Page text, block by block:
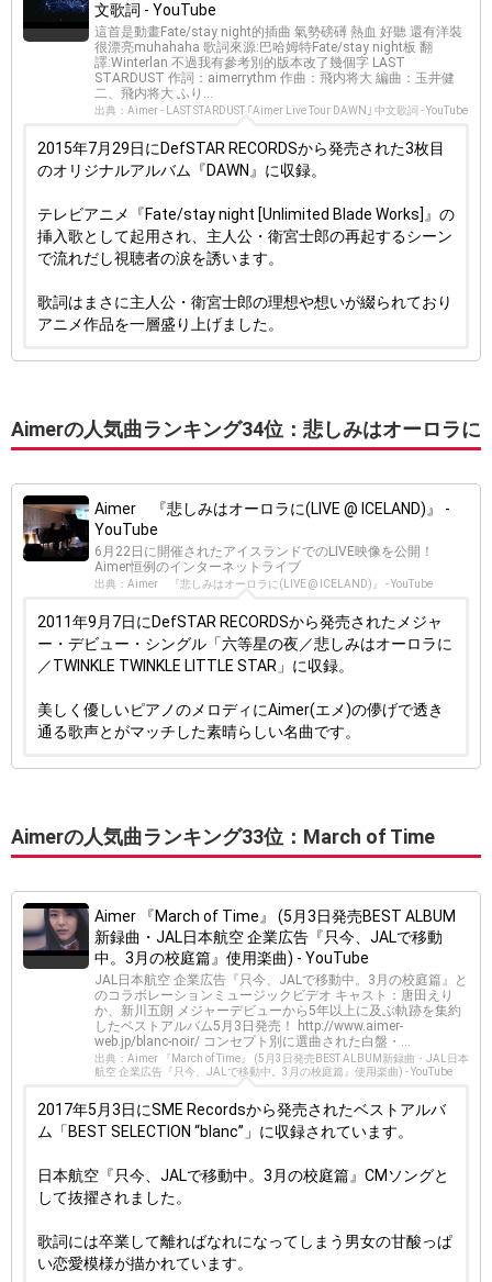
文歌詞 - YouTube
這首是動畫Fate/stay night的插曲 氣勢磅礡 熱血 好聽 還有洋裝
很漂亮muhahaha 歌詞來源:巴哈姆特Fate/stay night板 翻
譯:Winterlan 不過我有參考別的版本改了幾個字 LAST
STARDUST 作詞：aimerrythm 作曲：飛内将大 編曲：玉井健
二、飛内将大 ふり...
出典：Aimer - LAST STARDUST ｢Aimer Live Tour DAWN｣ 中文歌詞 - YouTube
2015年7月29日にDefSTAR RECORDSから発売された3枚目
のオリジナルアルバム『DAWN』に収録。
テレビアニメ『Fate/stay night [Unlimited Blade Works]』の
挿入歌として起用され、主人公・衛宮士郎の再起するシーン
で流れだし視聴者の涙を誘います。
歌詞はまさに主人公・衛宮士郎の理想や想いが綴られており
アニメ作品を一層盛り上げました。
Aimerの人気曲ランキング34位：悲しみはオーロラに
Aimer 『悲しみはオーロラに(LIVE @ ICELAND)』 -
YouTube
6月22日に開催されたアイスランドでのLIVE映像を公開！
Aimer恒例のインターネットライブ
出典：Aimer 『悲しみはオーロラに(LIVE @ ICELAND)』 - YouTube
2011年9月7日にDefSTAR RECORDSから発売されたメジャ
ー・デビュー・シングル「六等星の夜／悲しみはオーロラに
／TWINKLE TWINKLE LITTLE STAR」に収録。
美しく優しいピアノのメロディにAimer(エメ)の儚げで透き
通る歌声とがマッチした素晴らしい名曲です。
Aimerの人気曲ランキング33位：March of Time
Aimer 『March of Time』 (5月3日発売BEST ALBUM
新録曲・JAL日本航空 企業広告『只今、JALで移動
中。3月の校庭篇』使用楽曲) - YouTube
JAL日本航空 企業広告『只今、JALで移動中。3月の校庭篇』と
のコラボレーションミュージックビデオ キャスト：唐田えり
か、新川五朗 メジャーデビューから5年以上に及ぶ軌跡を集約
したベストアルバム5月3日発売！ http://www.aimer-
web.jp/blanc-noir/ コンセプト別に選曲された白盤・...
出典：Aimer 『March of Time』 (5月3日発売BEST ALBUM新録曲・JAL日本
航空 企業広告『只今、JALで移動中。3月の校庭篇』使用楽曲) - YouTube
2017年5月3日にSME Recordsから発売されたベストアルバ
ム「BEST SELECTION “blanc”」に収録されています。
日本航空『只今、JALで移動中。3月の校庭篇』CMソングと
して抜擢されました。
歌詞には卒業して離ればなれになってしまう男女の甘酸っぱ
い恋愛模様が描かれています。